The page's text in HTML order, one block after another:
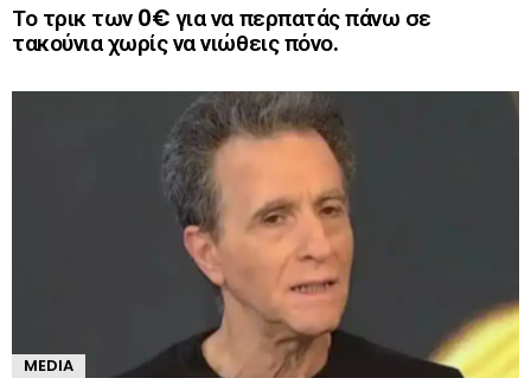
Το τρικ των 0€ για να περπατάς πάνω σε
τακούνια χωρίς να νιώθεις πόνο.
MEDIA